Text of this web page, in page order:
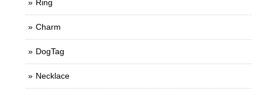
Ring
Charm
DogTag
Necklace